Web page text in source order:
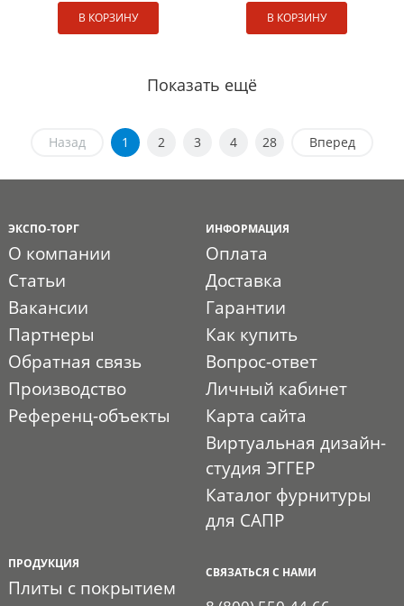
В КОРЗИНУ В КОРЗИНУ
Показать ещё
Назад 1 2 3 4 28 Вперед
ЭКСПО-ТОРГ
О компании
Статьи
Вакансии
Партнеры
Обратная связь
Производство
Референц-объекты
ИНФОРМАЦИЯ
Оплата
Доставка
Гарантии
Как купить
Вопрос-ответ
Личный кабинет
Карта сайта
Виртуальная дизайн-
студия ЭГГЕР
Каталог фурнитуры
для САПР
ПРОДУКЦИЯ
Плиты с покрытием
СВЯЗАТЬСЯ С НАМИ